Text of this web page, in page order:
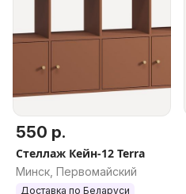
550 р.
Стеллаж Кейн-12 Terra
Минск, Первомайский
Доставка по Беларуси